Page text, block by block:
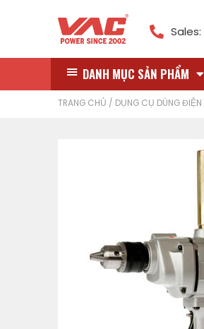
Sales:
DANH MỤC SẢN PHẨM
TRANG CHỦ / DỤNG CỤ DÙNG ĐIỆN